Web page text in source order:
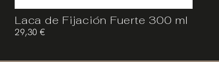
Laca de Fijación Fuerte 300 ml
29,30€